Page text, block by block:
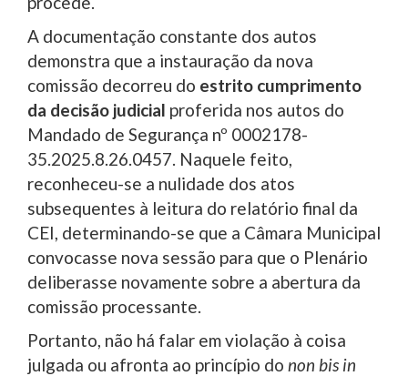
A documentação constante dos autos
demonstra que a instauração da nova
comissão decorreu do estrito cumprimento
da decisão judicial proferida nos autos do
Mandado de Segurança nº 0002178-
35.2025.8.26.0457. Naquele feito,
reconheceu-se a nulidade dos atos
subsequentes à leitura do relatório final da
CEI, determinando-se que a Câmara Municipal
convocasse nova sessão para que o Plenário
deliberasse novamente sobre a abertura da
comissão processante.
Portanto, não há falar em violação à coisa
julgada ou afronta ao princípio do non bis in